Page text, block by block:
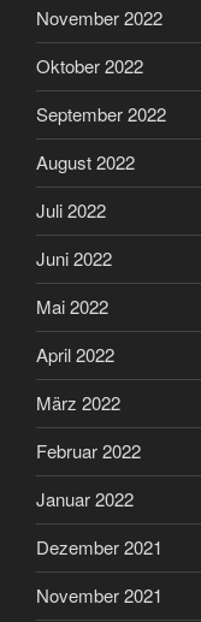
November 2022
Oktober 2022
September 2022
August 2022
Juli 2022
Juni 2022
Mai 2022
April 2022
März 2022
Februar 2022
Januar 2022
Dezember 2021
November 2021